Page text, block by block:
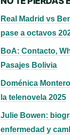
Real Madrid vs
pase a octavos
BoA: Contacto,
Pasajes Bolivia
Doménica
la telenovela 2025
Julie Bowen:
enfermedad y